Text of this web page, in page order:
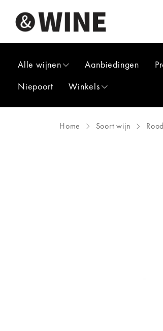
Alle wijnen Aanbiedingen
Niepoort
Winkels
Home Soort wijn Rood